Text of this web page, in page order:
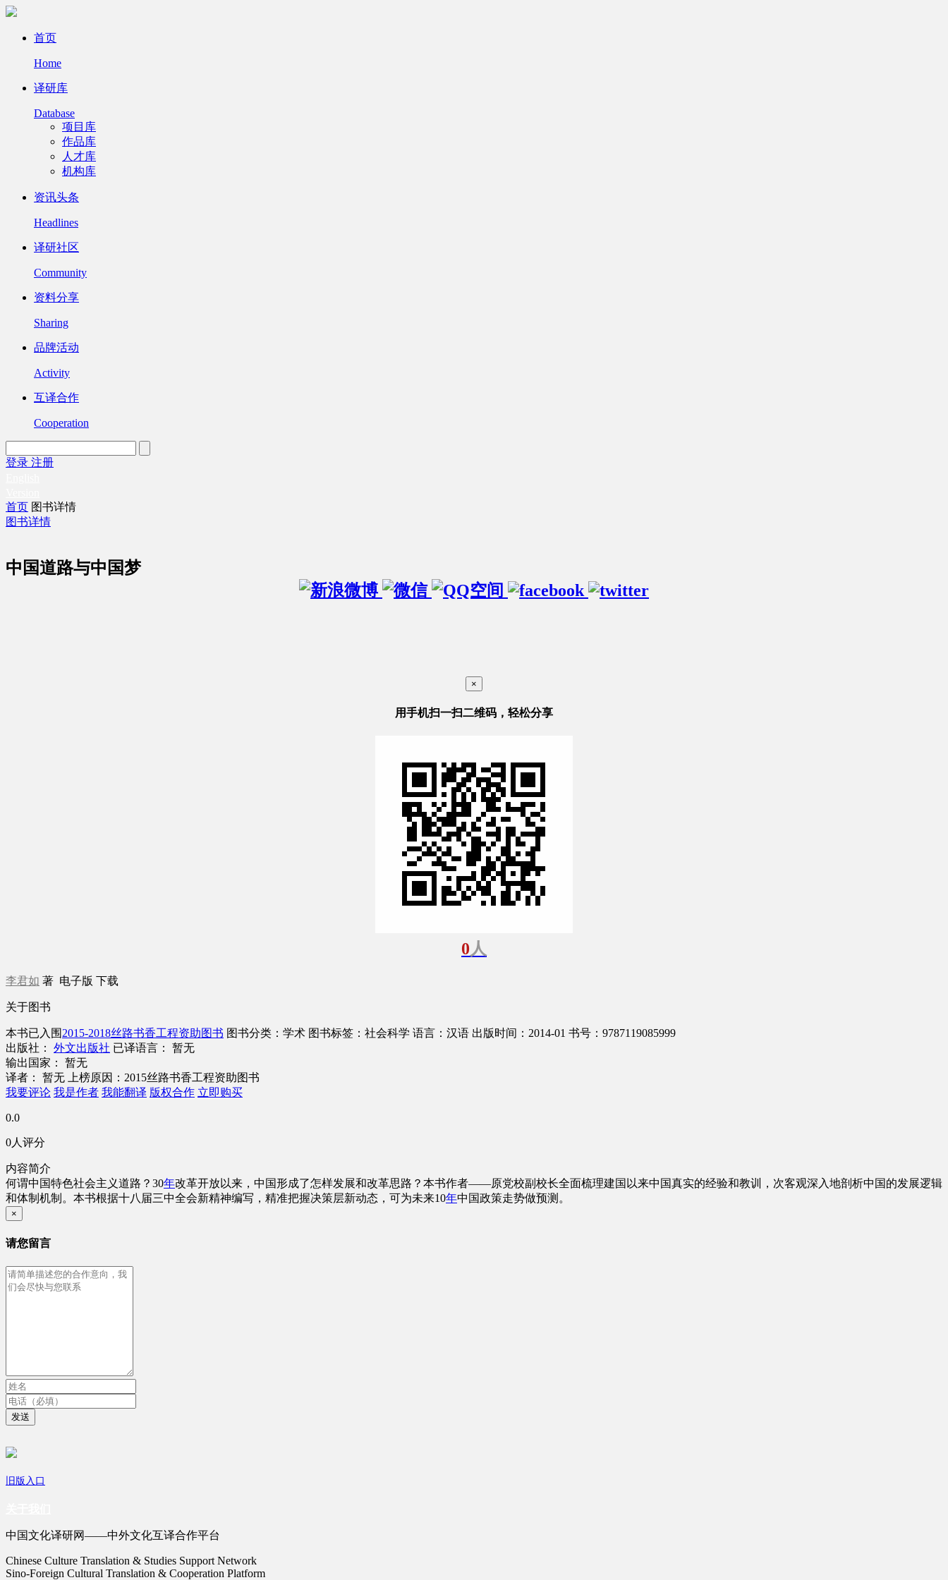
首页
Home
译研库
Database
项目库
作品库
人才库
机构库
资讯头条
Headlines
译研社区
Community
资料分享
Sharing
品牌活动
Activity
互译合作
Cooperation
登录 注册
首页 图书详情
图书详情
中国道路与中国梦
×
用手机扫一扫二维码，轻松分享
0人
李君如 著 电子版 下载
关于图书
本书已入围 2015-2018丝路书香工程资助图书 图书分类：学术 图书标签：社会科学 语言：汉语 出版时间：2014-01 书号：9787119085999
出版社： 外文出版社 已译语言： 暂无
输出国家： 暂无
译者： 暂无
上榜原因：2015丝路书香工程资助图书
我要评论 我是作者 我能翻译 版权合作 立即购买
0.0
0人评分
内容简介
何谓中国特色社会主义道路？30年改革开放以来，中国形成了怎样发展和改革思路？本书作者——原党校副校长全面梳理建国以来中国真实的经验和教训，次客观深入地剖析中国的发展逻辑
和体制机制。本书根据十八届三中全会新精神编写，精准把握决策层新动态，可为未来10年中国政策走势做预测。
×
请您留言
发送
旧版入口
中国文化译研网——中外文化互译合作平台
Chinese Culture Translation & Studies Support Network
Sino-Foreign Cultural Translation & Cooperation Platform